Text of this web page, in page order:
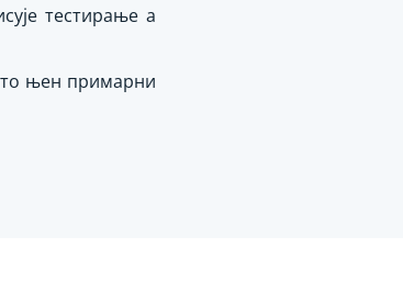
тестирање а
то њен примарни